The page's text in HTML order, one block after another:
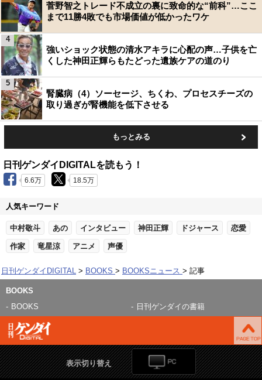
菅野智之トレード不成立の裏に致命的な“前科”…ここ
まで11勝4敗でも市場価値が低かったワケ
強いショック状態の清水アキラに心配の声…子供を亡
くした神田正輝らもたどった遺族ケアの道のり
4
腎臓病（4）ソーセージ、ちくわ、プロセスチーズの
取り過ぎが腎機能を低下させる
5
もっとみる
日刊ゲンダイDIGITALを読もう！
6.6万 18.5万
人気キーワード
中村敬斗 あの インタビュー 神田正輝 ドジャース 恋愛
作家 竜星涼 アニメ 声優
日刊ゲンダイDIGITAL BOOKS BOOKSニュース 記事
BOOKS
BOOKS
日刊ゲンダイの書籍
表示切り替え